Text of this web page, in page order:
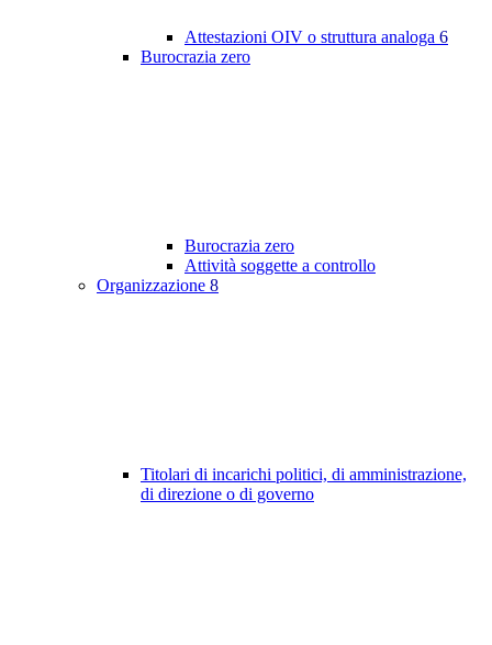
Attestazioni OIV o struttura analoga 6
Burocrazia zero
Burocrazia zero
Attività soggette a controllo
Organizzazione 8
Titolari di incarichi politici, di amministrazione,
di direzione o di governo